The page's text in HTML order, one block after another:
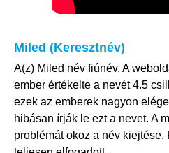
Miled (Keresztnév)
A(z) Miled név fiúnév. A
ember értékelte a nevét 4.5
ezek az emberek nagyon
hibásan írják le ezt a nevet. A
problémát okoz a név kiejtése.